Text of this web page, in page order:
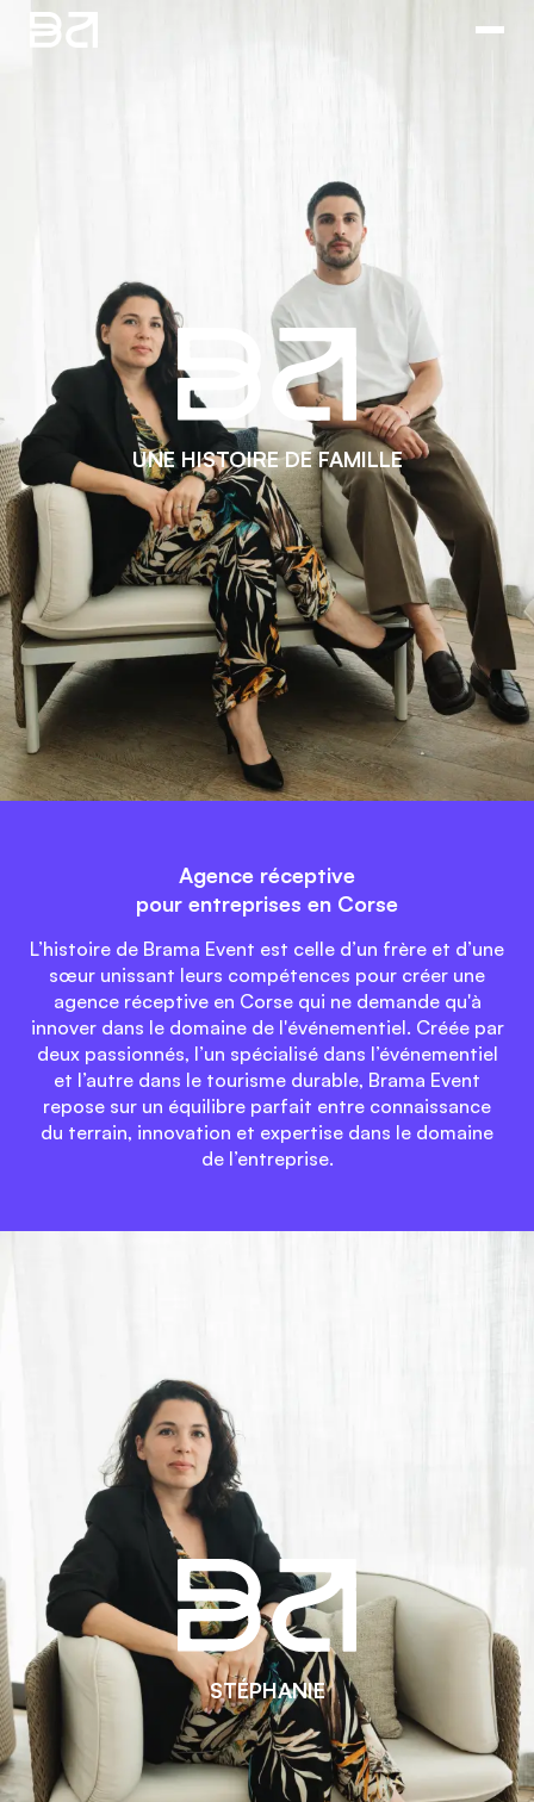
Agence réceptive
pour entreprises en Corse
L’histoire de Brama Event est celle d’un frère et d’une
sœur unissant leurs compétences pour créer une
agence réceptive en Corse qui ne demande qu'à
innover dans le domaine de l'événementiel. Créée par
deux passionnés, l’un spécialisé dans l’événementiel
et l’autre dans le tourisme durable, Brama Event
repose sur un équilibre parfait entre connaissance
du terrain, innovation et expertise dans le domaine
de l’entreprise.
UNE HISTOIRE DE FAMILLE
STÉPHANIE